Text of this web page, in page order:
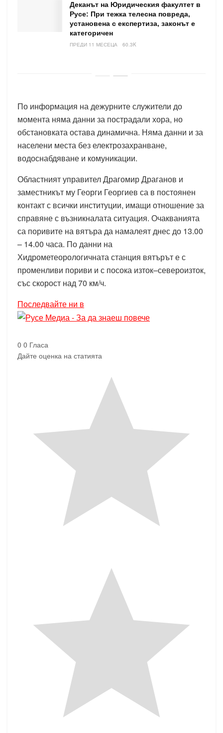
Деканът на Юридическия факултет в
Русе: При тежка телесна повреда,
установена с експертиза, законът е
категоричен
ПРЕДИ 11 МЕСЕЦА 60.3K
По информация на дежурните служители до
момента няма данни за пострадали хора, но
обстановката остава динамична. Няма данни и за
населени места без електрозахранване,
водоснабдяване и комуникации.
Областният управител Драгомир Драганов и
заместникът му Георги Георгиев са в постоянен
контакт с всички институции, имащи отношение за
справяне с възникналата ситуация. Очакванията
са поривите на вятъра да намалеят днес до 13.00
– 14.00 часа. По данни на
Хидрометеорологичната станция вятърът е с
променливи пориви и с посока изток–североизток,
със скорост над 70 км/ч.
Последвайте ни в
0 0 Гласа
Дайте оценка на статията